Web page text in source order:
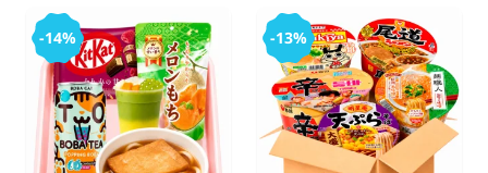
-14% -13%